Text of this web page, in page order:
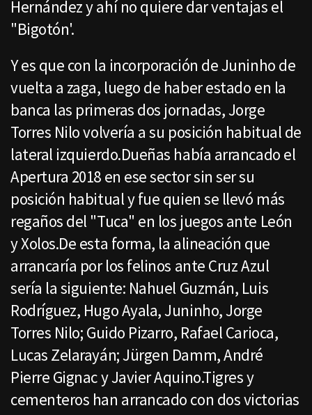
Hernández y ahí no quiere dar ventajas el
"Bigotón'.
Y es que con la incorporación de Juninho de
vuelta a zaga, luego de haber estado en la
banca las primeras dos jornadas, Jorge
Torres Nilo volvería a su posición habitual de
lateral izquierdo.Dueñas había arrancado el
Apertura 2018 en ese sector sin ser su
posición habitual y fue quien se llevó más
regaños del "Tuca" en los juegos ante León
y Xolos.De esta forma, la alineación que
arrancaría por los felinos ante Cruz Azul
sería la siguiente: Nahuel Guzmán, Luis
Rodríguez, Hugo Ayala, Juninho, Jorge
Torres Nilo; Guido Pizarro, Rafael Carioca,
Lucas Zelarayán; Jürgen Damm, André
Pierre Gignac y Javier Aquino.Tigres y
cementeros han arrancado con dos victorias